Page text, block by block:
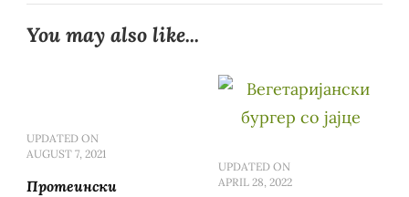
You may also like...
UPDATED ON
AUGUST 7, 2021
Протеински
UPDATED ON
APRIL 28, 2022